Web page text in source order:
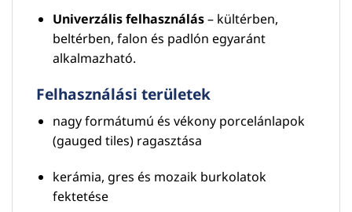
Univerzális felhasználás– kültérben,
beltérben, falon és padlón egyaránt
alkalmazható.
Felhasználási területek
nagy formátumú és vékony porcelánlapok
(gauged tiles) ragasztása
kerámia, gres és mozaik burkolatok
fektetése